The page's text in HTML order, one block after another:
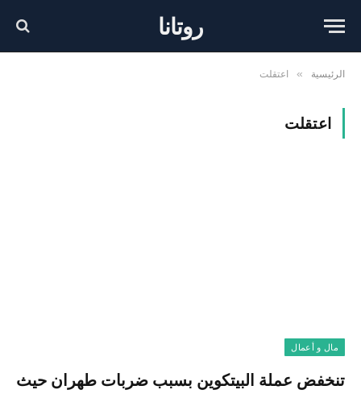
روتانا
الرئيسية » اعتقلت
اعتقلت
مال و أعمال
تنخفض عملة البيتكوين بسبب ضربات طهران حيث